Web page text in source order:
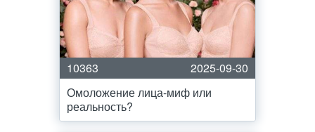
10363
2025-09-30
Омоложение лица-миф или
реальность?